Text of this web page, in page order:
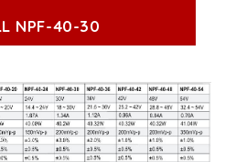
NPF-40-30